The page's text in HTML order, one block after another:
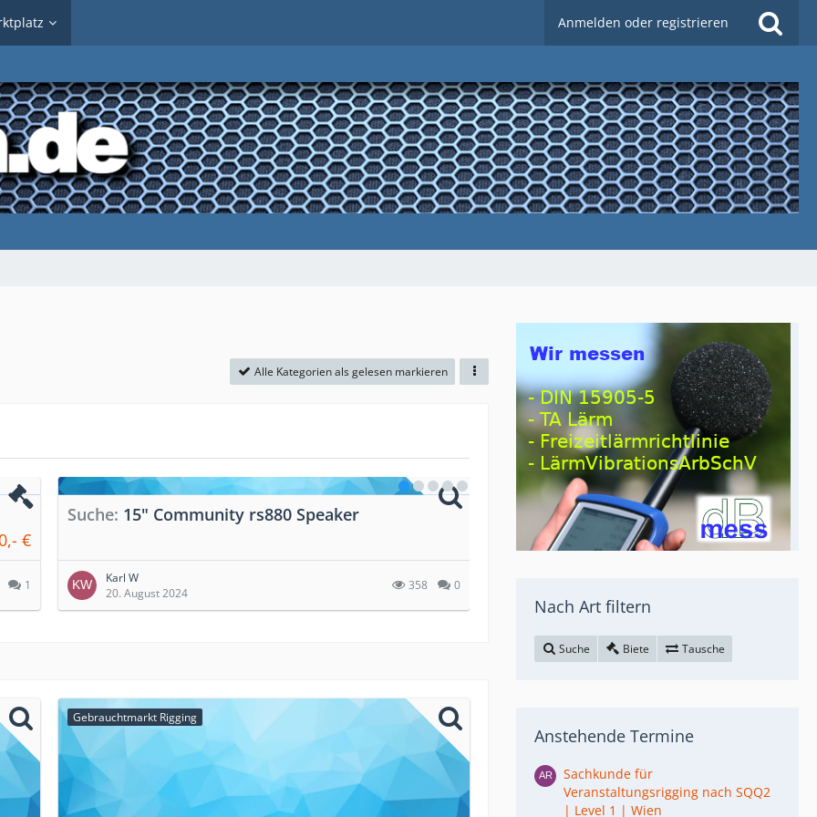
Anmelden oder registrieren
Alle Kategorien als gelesen markieren
0
Biete Suche 2x RCF 712 oder vergleichbares
claviator
15. August 2021
566 0
Biete 2x 18S eighteensound Dual
Doppel 18 18NLW9600 PA Woofer
Bassda
7. Februar 2020
Gebrauchtmarkt Rigging
Nach Art filtern
Suche Biete Tausche
Anstehende Termine
Sachkunde für
Veranstaltungsrigging nach SQQ2
| Level 1 | Wien